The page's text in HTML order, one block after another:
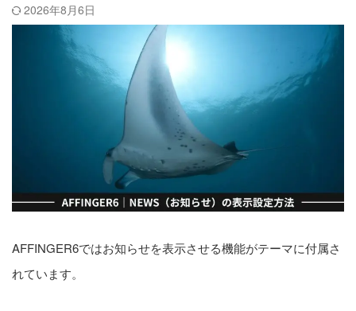
本日
AFFINGER6｜サイトマップ作
成のおすすめプラグイン
3pv
WordPress｜スクロールバー
をマック風にカスタマイズ
2026年8月6日
AFFINGER6ではお知らせを表示させる機能がテーマに付属さ
れています。